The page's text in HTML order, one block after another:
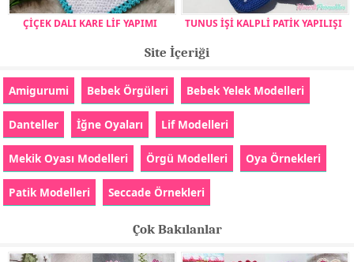
ÇİÇEK DALI KARE LİF YAPIMI TUNUS İŞİ KALPLİ PATİK YAPILIŞI
Site İçeriği
Amigurumi Bebek Örgüleri Bebek Yelek Modelleri
Danteller İğne Oyaları Lif Modelleri
Mekik Oyası Modelleri Örgü Modelleri Oya Örnekleri
Patik Modelleri Seccade Örnekleri
Çok Bakılanlar